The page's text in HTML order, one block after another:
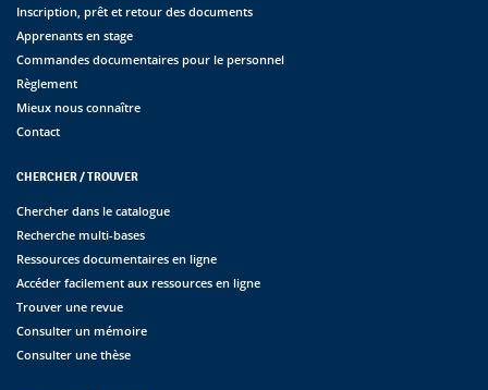
Inscription, prêt et retour des documents
Apprenants en stage
Commandes documentaires pour le personnel
Règlement
Mieux nous connaître
Contact
CHERCHER / TROUVER
Chercher dans le catalogue
Recherche multi-bases
Ressources documentaires en ligne
Accéder facilement aux ressources en ligne
Trouver une revue
Consulter un mémoire
Consulter une thèse